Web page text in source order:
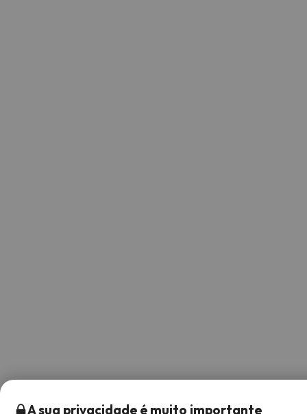
A sua privacidade é muito importante